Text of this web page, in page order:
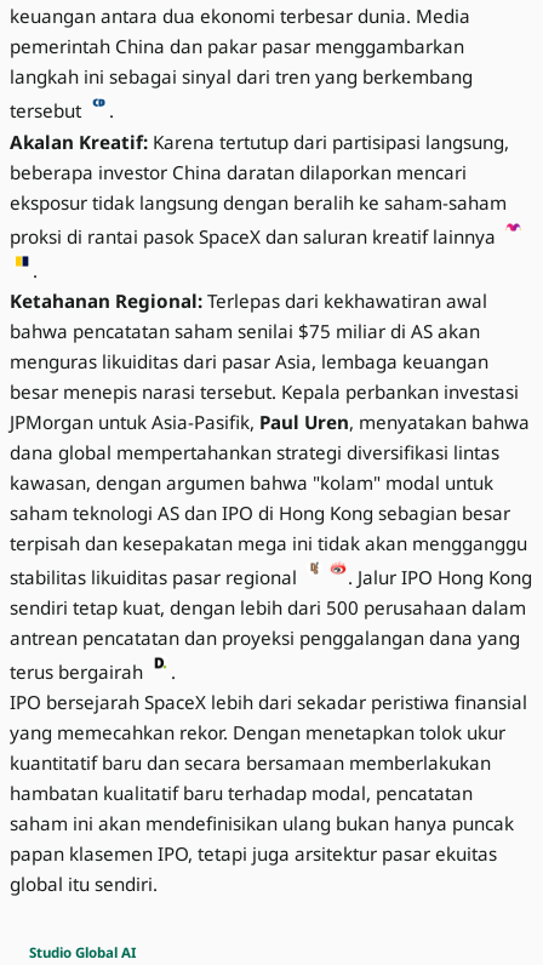
keuangan antara dua ekonomi terbesar dunia. Media
pemerintah China dan pakar pasar menggambarkan
langkah ini sebagai sinyal dari tren yang berkembang
tersebut
.
Akalan Kreatif: Karena tertutup dari partisipasi langsung,
beberapa investor China daratan dilaporkan mencari
eksposur tidak langsung dengan beralih ke saham-saham
proksi di rantai pasok SpaceX dan saluran kreatif lainnya
.
Ketahanan Regional: Terlepas dari kekhawatiran awal
bahwa pencatatan saham senilai $75 miliar di AS akan
menguras likuiditas dari pasar Asia, lembaga keuangan
besar menepis narasi tersebut. Kepala perbankan investasi
JPMorgan untuk Asia-Pasifik, Paul Uren, menyatakan bahwa
dana global mempertahankan strategi diversifikasi lintas
kawasan, dengan argumen bahwa "kolam" modal untuk
saham teknologi AS dan IPO di Hong Kong sebagian besar
terpisah dan kesepakatan mega ini tidak akan mengganggu
stabilitas likuiditas pasar regional
. Jalur IPO Hong Kong
sendiri tetap kuat, dengan lebih dari 500 perusahaan dalam
antrean pencatatan dan proyeksi penggalangan dana yang
terus bergairah
.
IPO bersejarah SpaceX lebih dari sekadar peristiwa finansial
yang memecahkan rekor. Dengan menetapkan tolok ukur
kuantitatif baru dan secara bersamaan memberlakukan
hambatan kualitatif baru terhadap modal, pencatatan
saham ini akan mendefinisikan ulang bukan hanya puncak
papan klasemen IPO, tetapi juga arsitektur pasar ekuitas
global itu sendiri.
Studio Global AI